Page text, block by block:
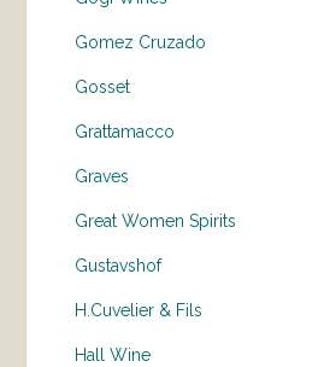
Gomez Cruzado
Gosset
Grattamacco
Graves
Great Women Spirits
Gustavshof
H.Cuvelier & Fils
Hall Wine